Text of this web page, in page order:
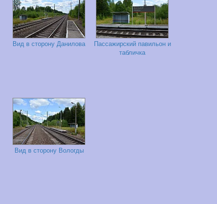
Вид в сторону Данилова
Пассажирский павильон и
табличка
Вид в сторону Вологды